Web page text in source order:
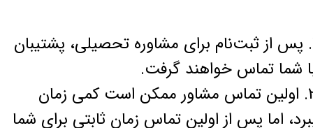
1. پس از ثبت‌نام برای مشاوره تحصیلی، پشتیبان
شما تماس خواهند گرفت.
2. اولین تماس مشاور ممکن است کمی زمان
اما پس از اولین تماس زمان ثابتی برای شما